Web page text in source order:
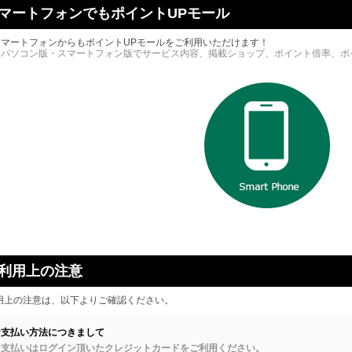
ートフォンでもポイントUPモール
ートフォンからもポイントUPモールをご利用いただけます！
ソコン版・スマートフォン版でサービス内容、掲載ショップ、ポイント倍率、ポ
用上の注意
上の注意は、以下よりご確認ください。
払い方法につきまして
払いはログイン頂いたクレジットカードをご利用ください。